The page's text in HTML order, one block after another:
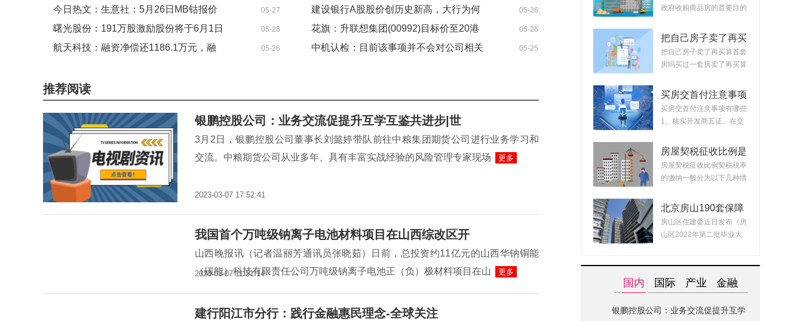
27日收盘跌2.42%，主力资金净流出
271.02万港元
29日解禁
今日热文：生意社：5月26日MB钴报价 05-27
建设银行A股股价创历史新高，大行为何
轮番“起舞”-最新
05-26
曙光股份：191万股激励股份将于6月1日
上市流通，涉79名激励对象
05-26
花旗：升联想集团(00992)目标价至20港
元 重申“买入”评级
05-26
航天科技：融资净偿还1186.1万元，融
05-26
中机认检：目前该事项并不会对公司相关
05-25
推荐阅读
银鹏控股公司：业务交流促提升互学互鉴共进步|世
3月2日，银鹏控股公司董事长刘懿婷带队前往中粮集团期货公司进行业务学习和
交流。中粮期货公司从业多年、具有丰富实战经验的风险管理专家现场
更多
2023-03-07 17:52:41
我国首个万吨级钠离子电池材料项目在山西综改区开
山西晚报讯（记者温丽芳通讯员张晓茹）日前，总投资约11亿元的山西华钠铜能
（碳能）科技有限责任公司万吨级钠离子电池正（负）极材料项目在山
更多
2023-03-07 11:51:14
建行阳江市分行：践行金融惠民理念-全球关注
置房价格如何定？
政府收购商品房的首要目的
把自己房子卖了再买
算首套房吗？把房子
卖掉再买房子算二套
把自己房子卖了再买算首套
房吗买过一套房卖了再买算
买房交首付注意事项
有哪些？买房交完首
付款后接下来的流程
买房交首付注意事项有哪些
1、核实开发商五证。在交
房屋契税征收比例是
什么？ 2022房产契
税最新政策
房屋契税征收比例契税税率
的缴纳一般分为以下几种情
北京房山190套保障
租赁房面向毕业生配
租 房源均为精装交
房山区住建委近日发布《房
山区2022年第二批毕业大
国内 国际 产业 金融
银鹏控股公司：业务交流促提升互学